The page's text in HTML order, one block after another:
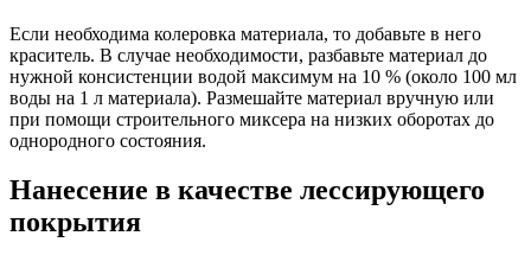
Если необходима колеровка материала, то добавьте в него
краситель. В случае необходимости, разбавьте материал до
нужной консистенции водой максимум на 10 % (около 100 мл
воды на 1 л материала). Размешайте материал вручную или
при помощи строительного миксера на низких оборотах до
однородного состояния.
Нанесение в качестве лессирующего
покрытия